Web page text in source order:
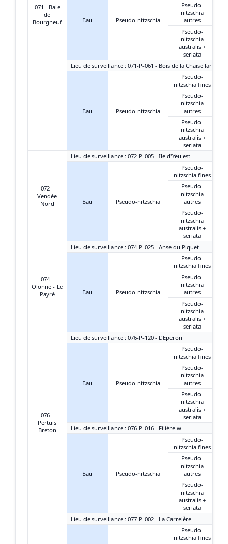
071 - Baie
de
Bourgneuf
Eau Pseudo-nitzschia
Pseudo-
nitzschia
autres
Pseudo-
nitzschia
australis +
seriata
Lieu de surveillance : 071-P-061 - Bois de la Chaise large
Eau Pseudo-nitzschia
Pseudo-
nitzschia fines
Pseudo-
nitzschia
autres
Pseudo-
nitzschia
australis +
seriata
072 -
Vendée
Nord
Lieu de surveillance : 072-P-005 - Ile d'Yeu est
Eau Pseudo-nitzschia
Pseudo-
nitzschia fines
Pseudo-
nitzschia
autres
Pseudo-
nitzschia
australis +
seriata
074 -
Olonne - Le
Payré
Lieu de surveillance : 074-P-025 - Anse du Piquet
Eau Pseudo-nitzschia
Pseudo-
nitzschia fines
Pseudo-
nitzschia
autres
Pseudo-
nitzschia
australis +
seriata
076 -
Pertuis
Breton
Lieu de surveillance : 076-P-120 - L'Eperon
Eau Pseudo-nitzschia
Pseudo-
nitzschia fines
Pseudo-
nitzschia
autres
Pseudo-
nitzschia
australis +
seriata
Lieu de surveillance : 076-P-016 - Filière w
Eau Pseudo-nitzschia
Pseudo-
nitzschia fines
Pseudo-
nitzschia
autres
Pseudo-
nitzschia
australis +
seriata
Lieu de surveillance : 077-P-002 - La Carrelère
Pseudo-
nitzschia fines